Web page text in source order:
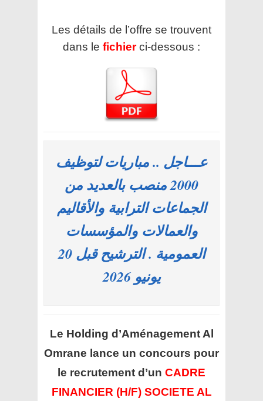
Les détails de l’offre se trouvent
dans le fichier ci-dessous :
عـــاجل .. مباريات لتوظيف
2000 منصب بالعديد من
الجماعات الترابية والأقاليم
والعمالات والمؤسسات
العمومية . الترشيح قبل 20
يونيو 2026
Le Holding d’Aménagement Al
Omrane lance un concours pour
le recrutement d’un CADRE
FINANCIER (H/F) SOCIETE AL